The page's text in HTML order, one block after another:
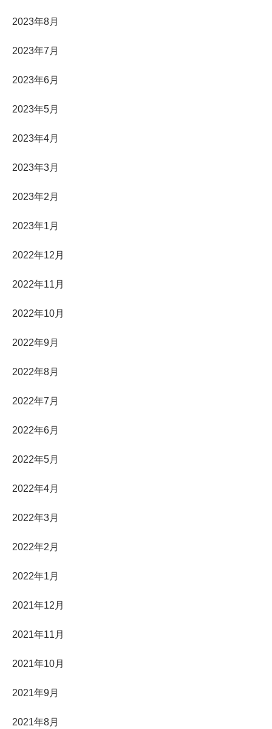
2023年8月
2023年7月
2023年6月
2023年5月
2023年4月
2023年3月
2023年2月
2023年1月
2022年12月
2022年11月
2022年10月
2022年9月
2022年8月
2022年7月
2022年6月
2022年5月
2022年4月
2022年3月
2022年2月
2022年1月
2021年12月
2021年11月
2021年10月
2021年9月
2021年8月